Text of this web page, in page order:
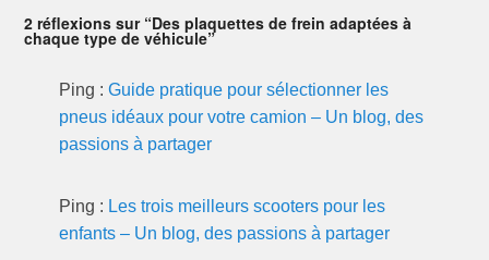
2 réflexions sur “Des plaquettes de frein adaptées à
chaque type de véhicule”
Ping :Guide pratique pour sélectionner les
pneus idéaux pour votre camion – Un blog, des
passions à partager
Ping : Les trois meilleurs scooters pour les
enfants – Un blog, des passions à partager